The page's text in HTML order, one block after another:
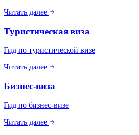
Читать далее
Туристическая виза
Гид по туристической визе
Читать далее
Бизнес-виза
Гид по бизнес-визе
Читать далее